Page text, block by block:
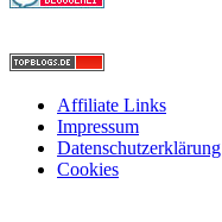
Affiliate Links
Impressum
Datenschutzerklärung
Cookies